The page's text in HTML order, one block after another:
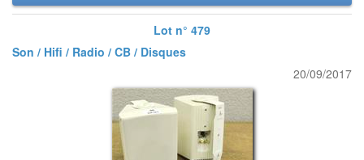
Lot n° 479
Son / Hifi / Radio / CB / Disques
20/09/2017